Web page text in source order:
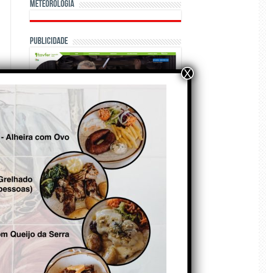
Meteorologia
Publicidade
OPINIÃO E CRÓNICAS
Matraquilhos… Autor:
Fernando Roldão
6 de Agosto de 2026
A marca Sporting em
todo o mundo está a
crescer atrás de
Ronaldo. Autor: Paulo
Freitas do Amaral
5 de Agosto de 2026
Falso crescimento…
X